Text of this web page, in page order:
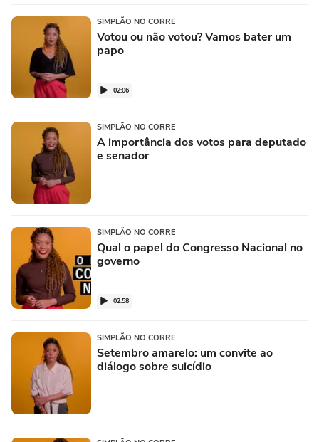
SIMPLÃO NO CORRE
Votou ou não votou? Vamos bater um
papo
02:06
SIMPLÃO NO CORRE
A importância dos votos para deputado
e senador
SIMPLÃO NO CORRE
Qual o papel do Congresso Nacional no
governo
02:58
SIMPLÃO NO CORRE
Setembro amarelo: um convite ao
diálogo sobre suicídio